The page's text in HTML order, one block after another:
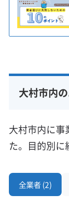
大村市内
大村市内に事
た。目的別に
全業者 (2)